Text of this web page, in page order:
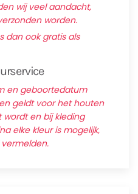
wij veel aandacht,
worden.
dan ook gratis als
en geboortedatum
geldt voor het houten
en bij kleding
elke kleur is mogelijk,